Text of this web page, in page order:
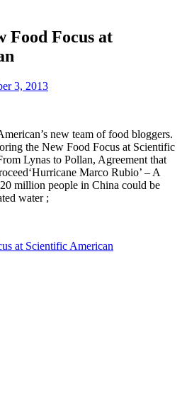
Food Focus at
3, 2013
new team of food bloggers.
the New Food Focus at Scientific
Lynas to Pollan, Agreement that
Marco Rubio’ – A
million people in China could be
water ;
at Scientific American